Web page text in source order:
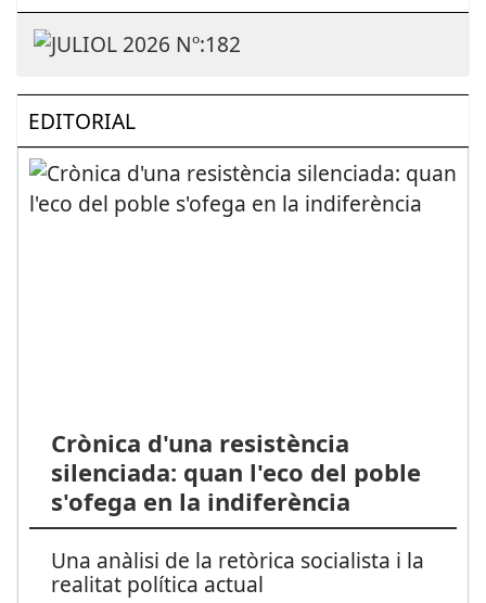
EDITORIAL
Crònica d'una resistència
silenciada: quan l'eco del poble
s'ofega en la indiferència
Una anàlisi de la retòrica socialista i la
realitat política actual